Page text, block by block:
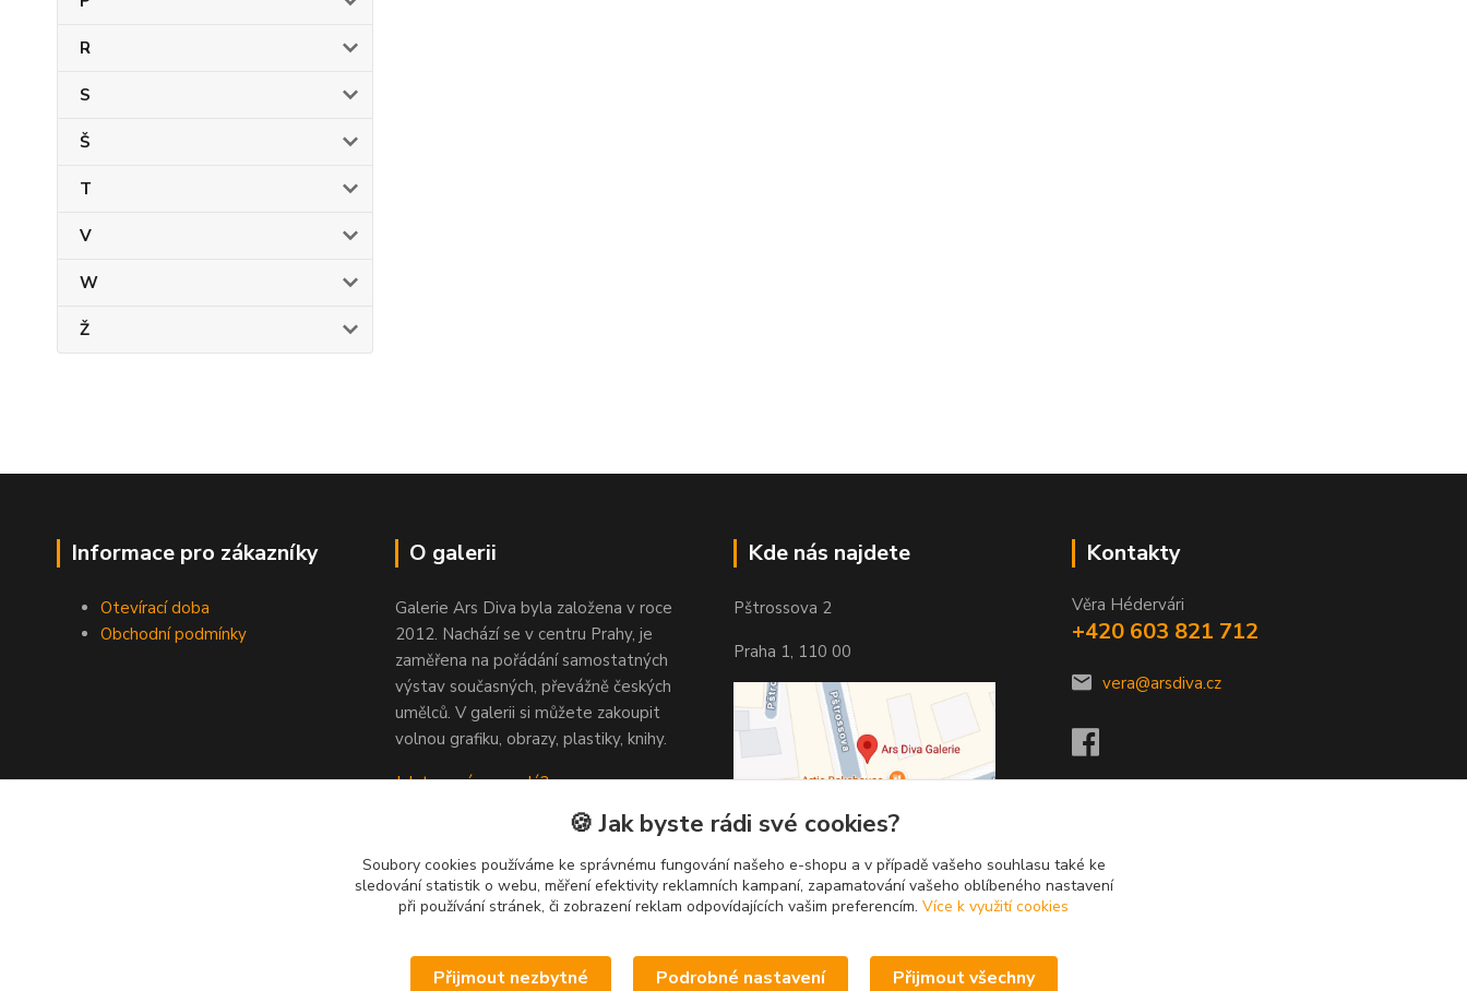
R
S
Š
T
V
W
Ž
Informace pro zákazníky
Otevírací doba
Obchodní podmínky
O galerii
Galerie Ars Diva byla založena v roce
2012. Nachází se v centru Prahy, je
zaměřena na pořádání samostatných
výstav současných, převážně českých
umělců. V galerii si můžete zakoupit
volnou grafiku, obrazy, plastiky, knihy.
Jak to u nás vypadá?
Kde nás najdete
Pštrossova 2
Praha 1, 110 00
Kontakty
Věra Hédervári
+420 603 821 712
vera@arsdiva.cz
🍪 Jak byste rádi své cookies?
Soubory cookies používáme ke správnému fungování našeho e-shopu a v případě vašeho souhlasu také ke
sledování statistik o webu, měření efektivity reklamních kampaní, zapamatování vašeho oblíbeného nastavení
při používání stránek, či zobrazení reklam odpovídajících vašim preferencím. Více k využití cookies
Přijmout nezbytné Podrobné nastavení Přijmout všechny